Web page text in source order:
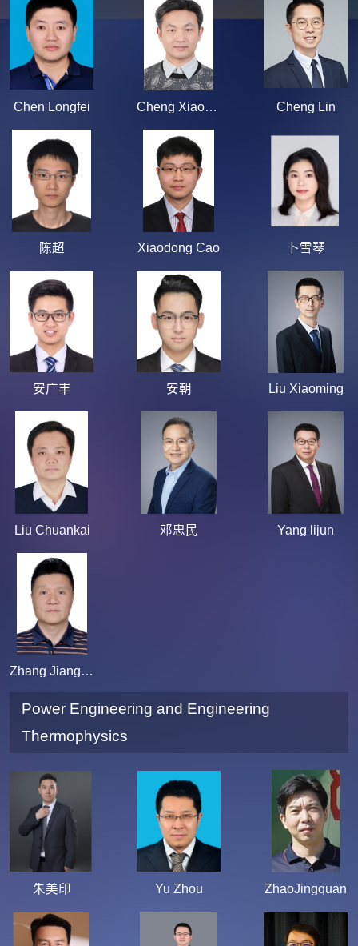
Chen Longfei Cheng Xiaoquan Cheng Lin
陈超 Xiaodong Cao 卜雪琴
安广丰 安朝 Liu Xiaoming
Liu Chuankai 邓忠民 Yang lijun
Zhang Jianguo
Power Engineering and Engineering
Thermophysics
朱美印 Yu Zhou ZhaoJingquan